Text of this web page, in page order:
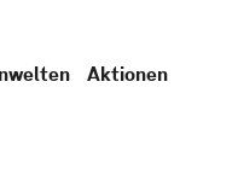
Aktionen